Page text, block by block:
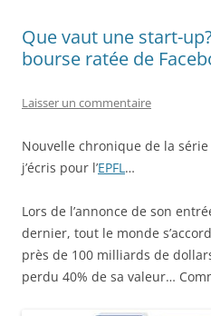
Que vaut une start-
bourse ratée de
Laisser un commentaire
Nouvelle chronique de la série
j’écris pour l’EPFL…
Lors de l’annonce de son
dernier, tout le monde
près de 100 milliards de
perdu 40% de sa valeur…